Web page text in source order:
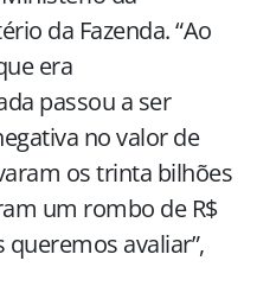
da Fazenda. “Ao
era
passou a ser
no valor de
os trinta bilhões
um rombo de R$
queremos avaliar”,